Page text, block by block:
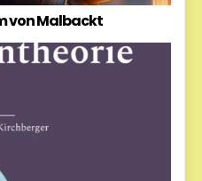
von Malbackt